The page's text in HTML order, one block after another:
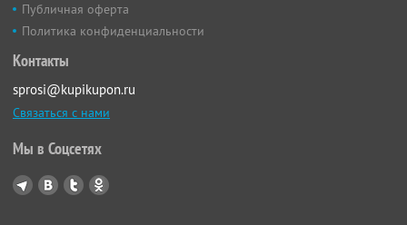
Публичная оферта
Политика конфиденциальности
Контакты
sprosi@kupikupon.ru
Связаться с нами
Мы в Соцсетях